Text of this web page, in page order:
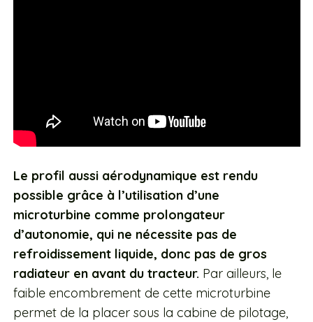
Le profil aussi aérodynamique est rendu
possible grâce à l’utilisation d’une
microturbine comme prolongateur
d’autonomie, qui ne nécessite pas de
refroidissement liquide, donc pas de gros
radiateur en avant du tracteur. Par ailleurs, le
faible encombrement de cette microturbine
permet de la placer sous la cabine de pilotage,